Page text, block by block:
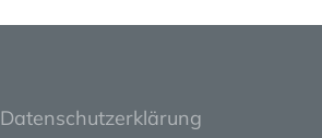
Datenschutzerklärung